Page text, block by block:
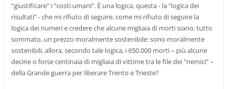
“giustificare” i “costi umani”. È una logica, questa - la “logica dei
risultati” - che mi rifiuto di seguire, come mi rifiuto di seguire la
logica dei numeri e credere che alcune migliaia di morti siano, tutto
sommato, un prezzo moralmente sostenibile: sono moralmente
sostenibili, allora, secondo tale logica, i 650.000 morti – più alcune
decine o forse centinaia di migliaia di vittime tra le file dei “nemici” –
della Grande guerra per liberare Trento e Trieste?